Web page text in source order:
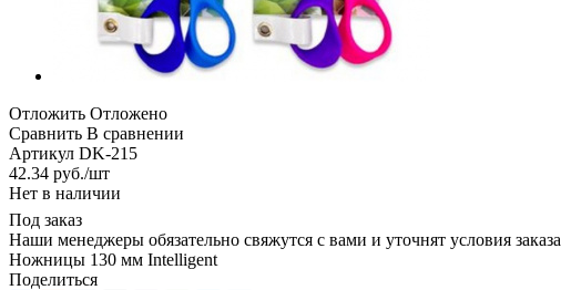
Отложить Отложено
Сравнить В сравнении
Артикул DK-215
42.34 руб./шт
Нет в наличии
Под заказ
Наши менеджеры обязательно свяжутся с вами и уточнят условия заказа
Ножницы 130 мм Intelligent
Поделиться